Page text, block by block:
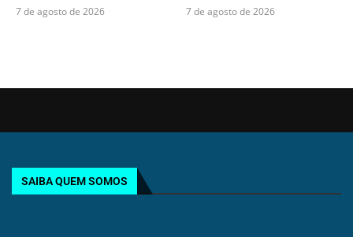
7 de agosto de 2026 7 de agosto de 2026
SAIBA QUEM SOMOS